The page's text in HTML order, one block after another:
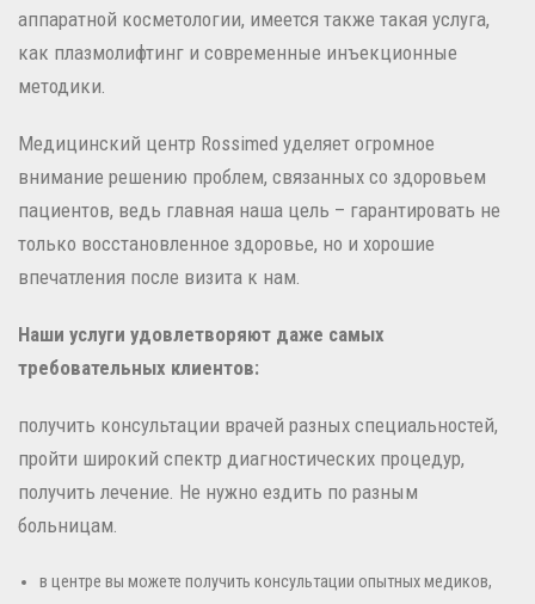
аппаратной косметологии, имеется также такая услуга,
как плазмолифтинг и современные инъекционные
методики.
Медицинский центр Rossimed уделяет огромное
внимание решению проблем, связанных со здоровьем
пациентов, ведь главная наша цель – гарантировать не
только восстановленное здоровье, но и хорошие
впечатления после визита к нам.
Наши услуги удовлетворяют даже самых
требовательных клиентов:
получить консультации врачей разных специальностей,
пройти широкий спектр диагностических процедур,
получить лечение. Не нужно ездить по разным
больницам.
в центре вы можете получить консультации опытных медиков,